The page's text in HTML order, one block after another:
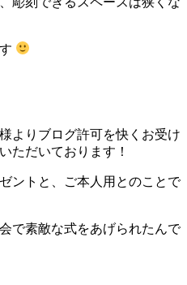
よりブログ許可を快くお受け
ただいております！
ントと、ご本人用とのことで
で素敵な式をあげられたんで